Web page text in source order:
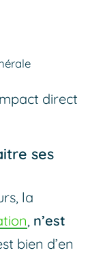
direct
ses
la
, n’est
bien d’en